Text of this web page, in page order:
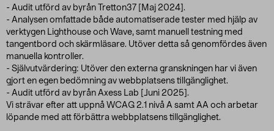
- Audit utförd av byrån Tretton37 [Maj 2024].
- Analysen omfattade både automatiserade tester med hjälp av
verktygen Lighthouse och Wave, samt manuell testning med
tangentbord och skärmläsare. Utöver detta så genomfördes även
manuella kontroller.
- Självutvärdering: Utöver den externa granskningen har vi även
gjort en egen bedömning av webbplatsens tillgänglighet.
- Audit utförd av byrån Axess Lab [Juni 2025].
Vi strävar efter att uppnå WCAG 2.1 nivå A samt AA och arbetar
löpande med att förbättra webbplatsens tillgänglighet.